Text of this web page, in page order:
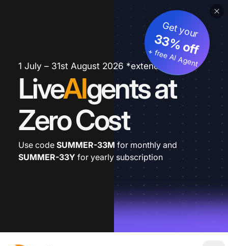
1 July – 31st August 2026 *extended
LiveAIgents at
Zero Cost
Get your
33% off
+ free AI Agent
Use code SUMMER-33M for monthly and
SUMMER-33Y for yearly subscription